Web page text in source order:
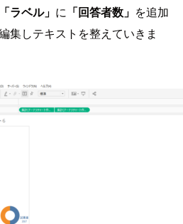
「ラベル」 に 「回答者数」 を追加
集しテキストを整えていきま